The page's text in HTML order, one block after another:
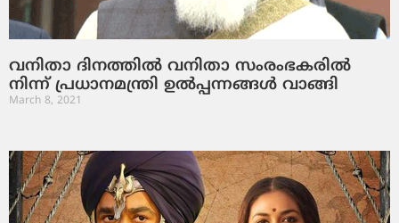
വനിതാ ദിനത്തിൽ വനിതാ സംരംഭകരിൽ
നിന്ന് പ്രധാനമന്ത്രി ഉൽപ്പന്നങ്ങൾ വാങ്ങി
March 8, 2021